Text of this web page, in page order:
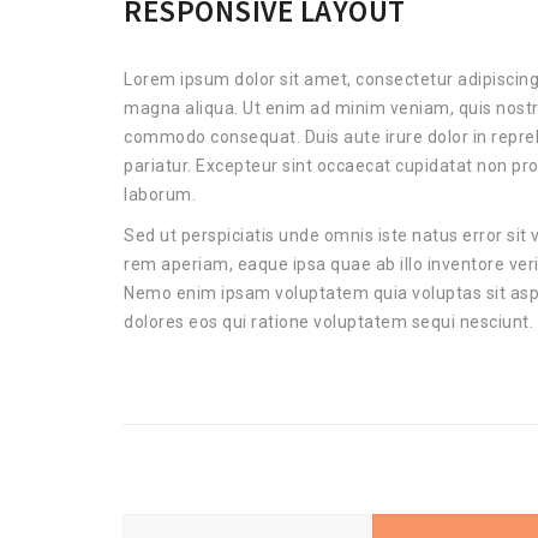
RESPONSIVE LAYOUT
Lorem ipsum dolor sit amet, consectetur
magna aliqua. Ut enim ad minim veniam, quis
commodo consequat. Duis aute irure dolor in
pariatur. Excepteur sint occaecat cupidatat non
laborum.
Sed ut perspiciatis unde omnis iste natus error
rem aperiam, eaque ipsa quae ab illo inventore
Nemo enim ipsam voluptatem quia voluptas sit
dolores eos qui ratione voluptatem sequi nesciunt.